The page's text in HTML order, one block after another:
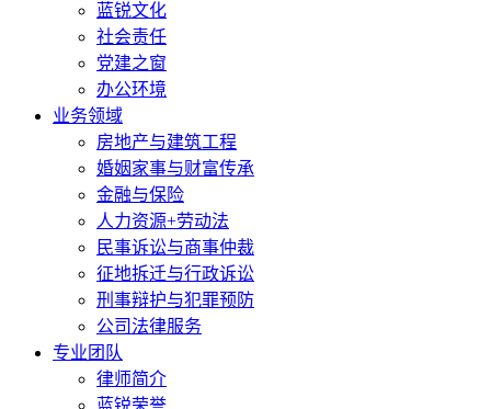
蓝锐文化
社会责任
党建之窗
办公环境
业务领域
房地产与建筑工程
婚姻家事与财富传承
金融与保险
人力资源+劳动法
民事诉讼与商事仲裁
征地拆迁与行政诉讼
刑事辩护与犯罪预防
公司法律服务
专业团队
律师简介
蓝锐荣誉